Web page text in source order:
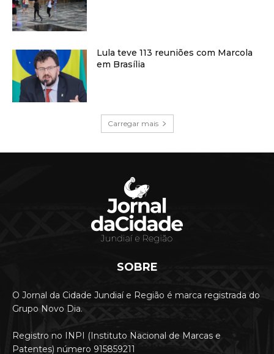
Lula teve 113 reuniões com Marcola
em Brasília
Carregar mais
SOBRE
O Jornal da Cidade Jundiaí e Região é marca registrada do
Grupo Novo Dia.
Registro no INPI (Instituto Nacional de Marcas e
Patentes) número 915859211